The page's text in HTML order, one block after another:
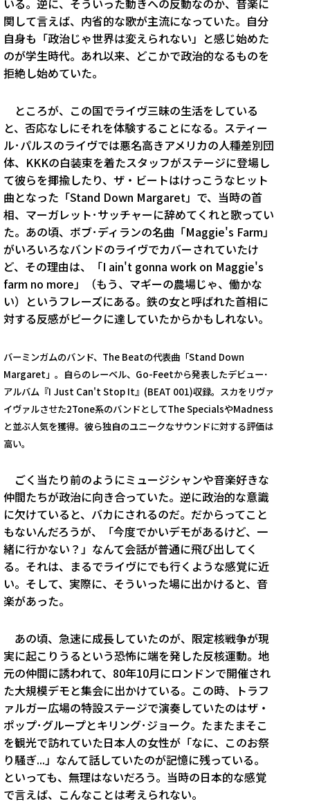
いる。逆に、そういった動きへの反動なのか、音楽に
関して言えば、内省的な歌が主流になっていた。自分
自身も「政治じゃ世界は変えられない」と感じ始めた
のが学生時代。あれ以来、どこかで政治的なるものを
拒絶し始めていた。
ところが、この国でライヴ三昧の生活をしている
と、否応なしにそれを体験することになる。スティー
ル･パルスのライヴでは悪名高きアメリカの人種差別団
体、KKKの白装束を着たスタッフがステージに登場し
て彼らを揶揄したり、ザ・ビートはけっこうなヒット
曲となった「Stand Down Margaret」で、当時の首
相、マーガレット･サッチャーに辞めてくれと歌ってい
た。あの頃、ボブ･ディランの名曲「Maggie's Farm」
がいろいろなバンドのライヴでカバーされていたけ
ど、その理由は、「I ain't gonna work on Maggie's
farm no more」（もう、マギーの農場じゃ、働かな
い）というフレーズにある。鉄の女と呼ばれた首相に
対する反感がピークに達していたからかもしれない。
バーミンガムのバンド、The Beatの代表曲「Stand Down
Margaret」。自らのレーベル、Go-Feetから発表したデビュー･
アルバム『I Just Can't Stop It』(BEAT 001)収録。スカをリヴァ
イヴァルさせた2Tone系のバンドとしてThe SpecialsやMadness
と並ぶ人気を獲得。彼ら独自のユニークなサウンドに対する評価は
高い。
ごく当たり前のようにミュージシャンや音楽好きな
仲間たちが政治に向き合っていた。逆に政治的な意識
に欠けていると、バカにされるのだ。だからってこと
もないんだろうが、「今度でかいデモがあるけど、一
緒に行かない？」なんて会話が普通に飛び出してく
る。それは、まるでライヴにでも行くような感覚に近
い。そして、実際に、そういった場に出かけると、音
楽があった。
あの頃、急速に成長していたのが、限定核戦争が現
実に起こりうるという恐怖に端を発した反核運動。地
元の仲間に誘われて、80年10月にロンドンで開催され
た大規模デモと集会に出かけている。この時、トラフ
ァルガー広場の特設ステージで演奏していたのはザ・
ポップ･グループとキリング･ジョーク。たまたまそこ
を観光で訪れていた日本人の女性が「なに、このお祭
り騒ぎ...」なんて話していたのが記憶に残っている。
といっても、無理はないだろう。当時の日本的な感覚
で言えば、こんなことは考えられない。